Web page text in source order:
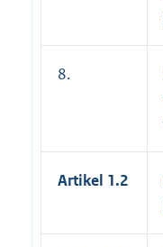
8.
Artikel 1.2